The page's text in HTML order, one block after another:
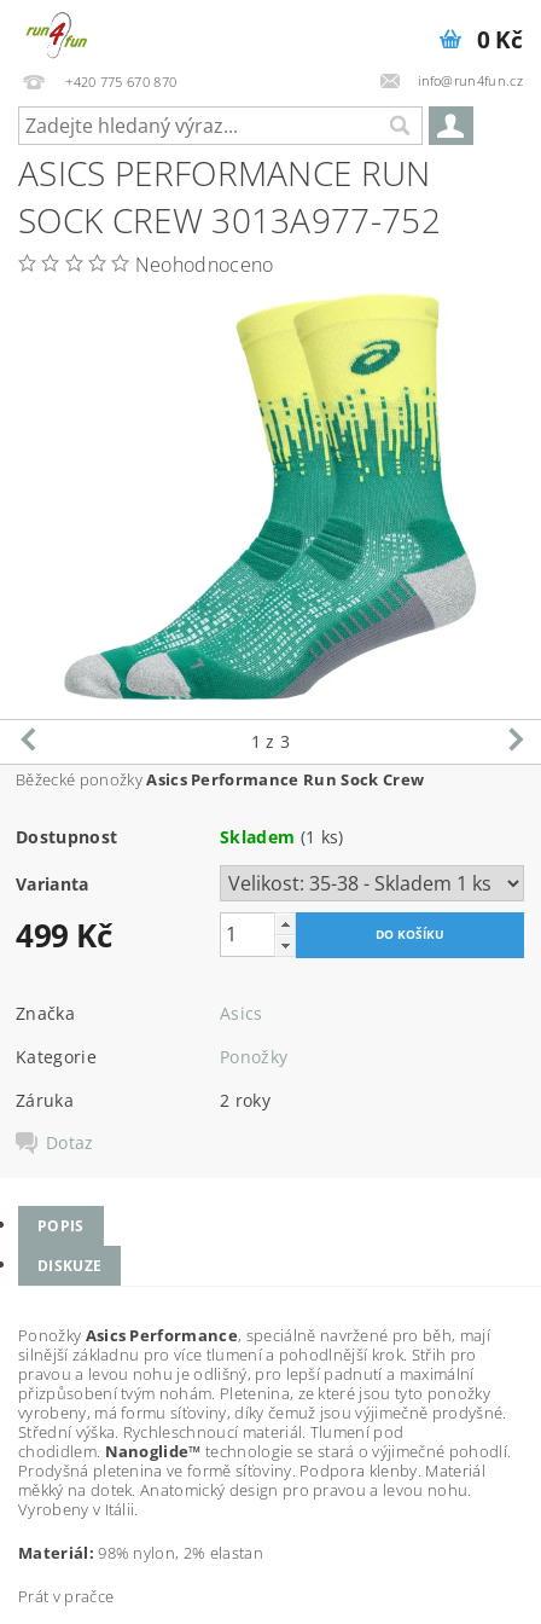
+420 775 670 870 info@run4fun.cz
0 Kč
ASICS PERFORMANCE RUN
SOCK CREW 3013A977-752
Neohodnoceno
1 z 3
Běžecké ponožkyAsics Performance Run Sock Crew
Dostupnost Skladem (1 ks)
Varianta
499 Kč
Značka
Asics
Kategorie
Ponožky
Záruka
2 roky
Dotaz
POPIS
DISKUZE
Ponožky Asics Performance, speciálně navržené pro běh, mají
silnější základnu pro více tlumení a pohodlnější krok. Střih pro
pravou a levou nohu je odlišný, pro lepší padnutí a maximální
přizpůsobení tvým nohám. Pletenina, ze které jsou tyto ponožky
vyrobeny, má formu síťoviny, díky čemuž jsou výjimečně prodyšné.
Střední výška. Rychleschnoucí materiál. Tlumení pod
chodidlem. Nanoglide™ technologie se stará o výjimečné pohodlí.
Prodyšná pletenina ve formě síťoviny. Podpora klenby. Materiál
měkký na dotek. Anatomický design pro pravou a levou nohu.
Vyrobeny v Itálii.
Materiál: 98% nylon, 2% elastan
Prát v pračce